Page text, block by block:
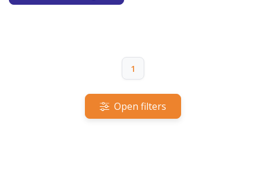
1
Open filters